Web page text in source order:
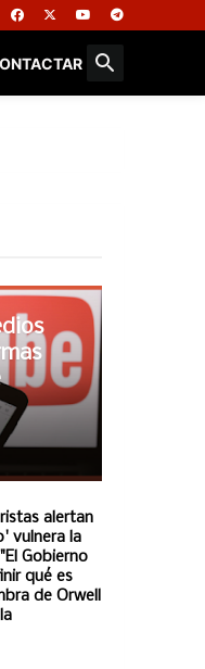
alertan
vulnera la
Gobierno
qué es
de Orwell